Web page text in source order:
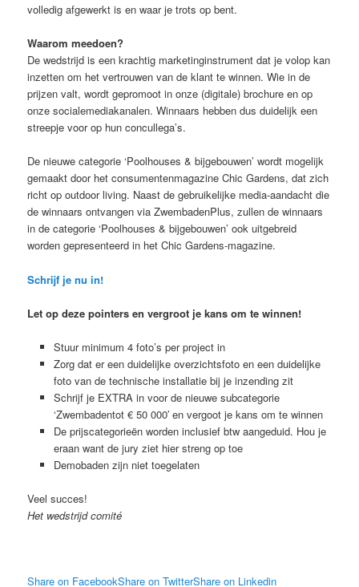
volledig afgewerkt is en waar je trots op bent.
Waarom meedoen?
De wedstrijd is een krachtig marketinginstrument dat je volop kan
inzetten om het vertrouwen van de klant te winnen. Wie in de
prijzen valt, wordt gepromoot in onze (digitale) brochure en op
onze socialemediakanalen. Winnaars hebben dus duidelijk een
streepje voor op hun concullega’s.
De nieuwe categorie ‘Poolhouses & bijgebouwen’ wordt mogelijk
gemaakt door het consumentenmagazine Chic Gardens, dat zich
richt op outdoor living. Naast de gebruikelijke media-aandacht die
de winnaars ontvangen via ZwembadenPlus, zullen de winnaars
in de categorie ‘Poolhouses & bijgebouwen’ ook uitgebreid
worden gepresenteerd in het Chic Gardens-magazine.
Schrijf je nu in!
Let op deze pointers en vergroot je kans om te winnen!
Stuur minimum 4 foto’s per project in
Zorg dat er een duidelijke overzichtsfoto en een duidelijke
foto van de technische installatie bij je inzending zit
Schrijf je EXTRA in voor de nieuwe subcategorie
‘Zwembadentot € 50 000′ en vergoot je kans om te winnen
De prijscategorieën worden inclusief btw aangeduid. Hou je
eraan want de jury ziet hier streng op toe
Demobaden zijn niet toegelaten
Veel succes!
Het wedstrijd comité
Share on FacebookShare on TwitterShare on Linkedin